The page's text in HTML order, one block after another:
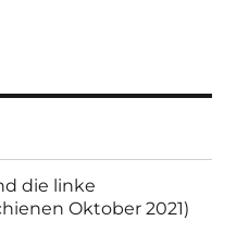
die linke
Oktober 2021)